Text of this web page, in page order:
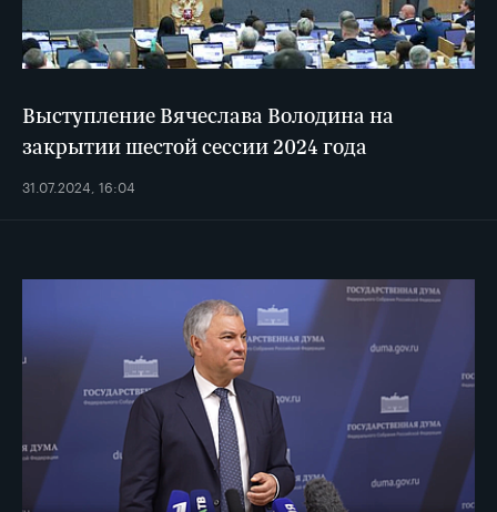
Выступление Вячеслава Володина на
закрытии шестой сессии 2024 года
31.07.2024, 16:04